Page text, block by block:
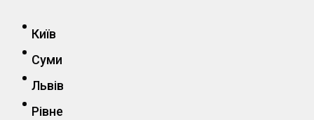
Київ
Суми
Львів
Рівне